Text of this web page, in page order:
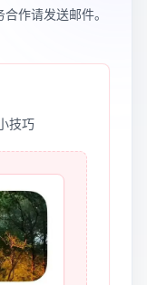
作请发送邮件。
技巧